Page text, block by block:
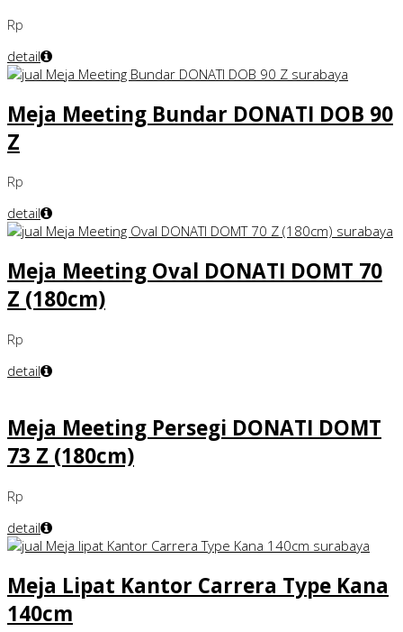
Rp
detail
Meja Meeting Bundar DONATI DOB 90
Z
Rp
detail
Meja Meeting Oval DONATI DOMT 70
Z (180cm)
Rp
detail
Meja Meeting Persegi DONATI DOMT
73 Z (180cm)
Rp
detail
Meja Lipat Kantor Carrera Type Kana
140cm